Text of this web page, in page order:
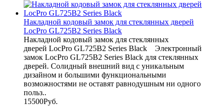
Накладной кодовый замок для стеклянных дверей
LocPro GL725B2 Series Black
Накладной кодовый замок для стеклянных
дверей LocPro GL725B2 Series Black Электронный
замок LocPro GL725B2 Series Black для стеклянных
дверей. Солидный внешний вид с уникальным
дизайном и большими функциональными
возможностями не оставят равнодушным ни одного
польз..
15500Руб.